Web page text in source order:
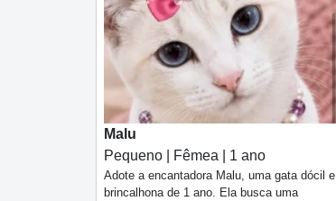
Malu
Pequeno | Fêmea | 1 ano
Adote a encantadora Malu, uma gata dócil e
brincalhona de 1 ano. Ela busca uma